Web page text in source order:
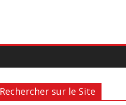
Rechercher sur le Site